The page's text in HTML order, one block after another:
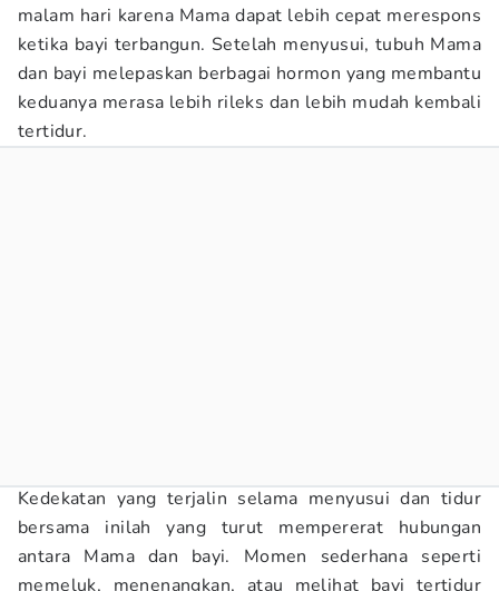
malam hari karena Mama dapat lebih cepat merespons
ketika bayi terbangun. Setelah menyusui, tubuh Mama
dan bayi melepaskan berbagai hormon yang membantu
keduanya merasa lebih rileks dan lebih mudah kembali
tertidur.
Kedekatan yang terjalin selama menyusui dan tidur
bersama inilah yang turut mempererat hubungan
antara Mama dan bayi. Momen sederhana seperti
memeluk, menenangkan, atau melihat bayi tertidur